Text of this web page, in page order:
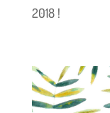
2018 !